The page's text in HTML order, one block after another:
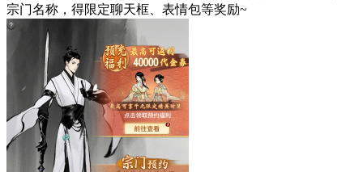
宗门名称，得限定聊天框、表情包等奖励~